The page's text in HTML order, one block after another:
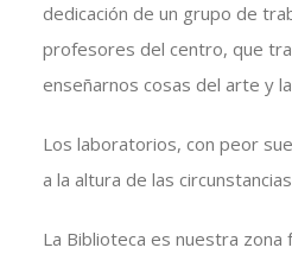
dedicación de un grupo de
profesores del centro, que
enseñarnos cosas del arte y
Los laboratorios, con peor
a la altura de las
La Biblioteca es nuestra zona